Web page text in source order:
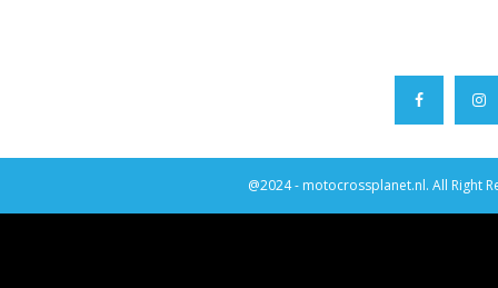
@2024 - motocrossplanet.nl. All Right